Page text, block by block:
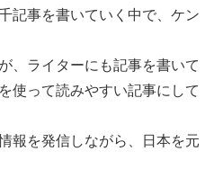
記事を書いていく中で、ケン
、ライターにも記事を書いて
使って読みやすい記事にして
報を発信しながら、日本を元